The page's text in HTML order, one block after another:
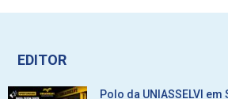
EDITOR
Polo da UNIASSELVI